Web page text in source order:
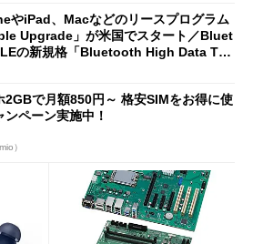
やiPad、Macなどのリースプログラム
Upgrade」が米国でスタート／Bluet
の新規格「Bluetooth High Data Thr
2GBで月額850円～ 格安SIMをお得に使
ンペーン実施中！
）